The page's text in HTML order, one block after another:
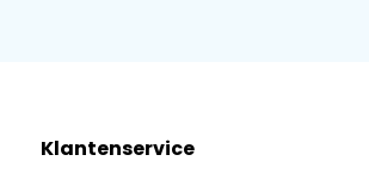
Klantenservice